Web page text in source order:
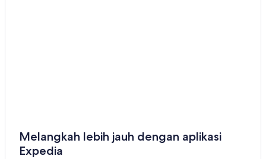
Melangkah lebih jauh dengan aplikasi
Expedia